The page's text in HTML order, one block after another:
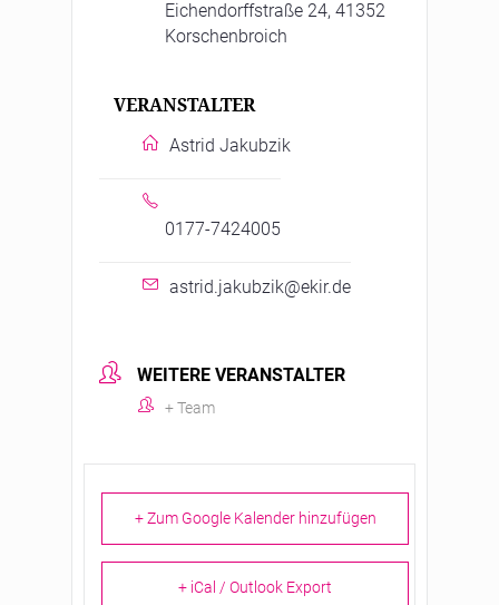
Eichendorffstraße 24, 41352
Korschenbroich
VERANSTALTER
Astrid Jakubzik
0177-7424005
astrid.jakubzik@ekir.de
WEITERE VERANSTALTER
+ Team
+ Zum Google Kalender hinzufügen
+ iCal / Outlook Export